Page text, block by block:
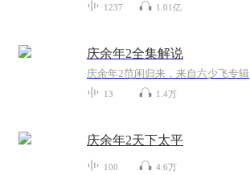
1237 1.01亿
庆余年2全集解说
庆余年2范闲归来，来自六少飞专辑
13 1.4万
庆余年2天下太平
100 4.6万